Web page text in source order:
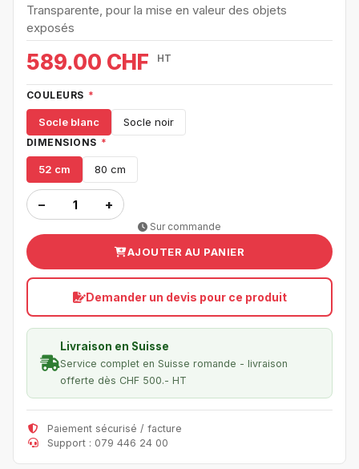
Transparente, pour la mise en valeur des objets
exposés
589.00 CHF HT
COULEURS *
Socle blanc Socle noir
DIMENSIONS *
52 cm 80 cm
− +
Sur commande
AJOUTER AU PANIER
Demander un devis pour ce produit
Livraison en Suisse
Service complet en Suisse romande - livraison
offerte dès CHF 500.- HT
Paiement sécurisé / facture
Support : 079 446 24 00